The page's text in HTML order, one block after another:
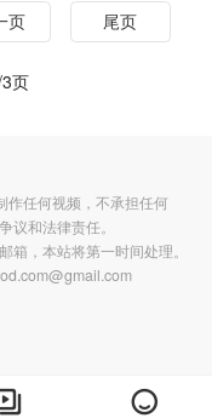
页 尾页
页
作任何视频，不承担任何
议和法律责任。
，本站将第一时间处理。
